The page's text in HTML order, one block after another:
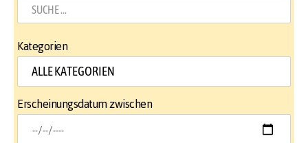
Kategorien
Erscheinungsdatum zwischen